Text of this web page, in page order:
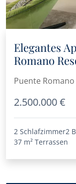
Elegantes
Romano
Puente
2.500.000 €
2 Schlafzimmer2
37 m² Terrassen